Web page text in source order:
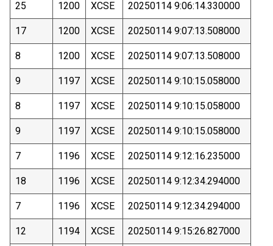
25 1200 XCSE 20250114 9:06:14.330000
17 1200 XCSE 20250114 9:07:13.508000
8 1200 XCSE 20250114 9:07:13.508000
9 1197 XCSE 20250114 9:10:15.058000
8 1197 XCSE 20250114 9:10:15.058000
9 1197 XCSE 20250114 9:10:15.058000
7 1196 XCSE 20250114 9:12:16.235000
18 1196 XCSE 20250114 9:12:34.294000
7 1196 XCSE 20250114 9:12:34.294000
12 1194 XCSE 20250114 9:15:26.827000